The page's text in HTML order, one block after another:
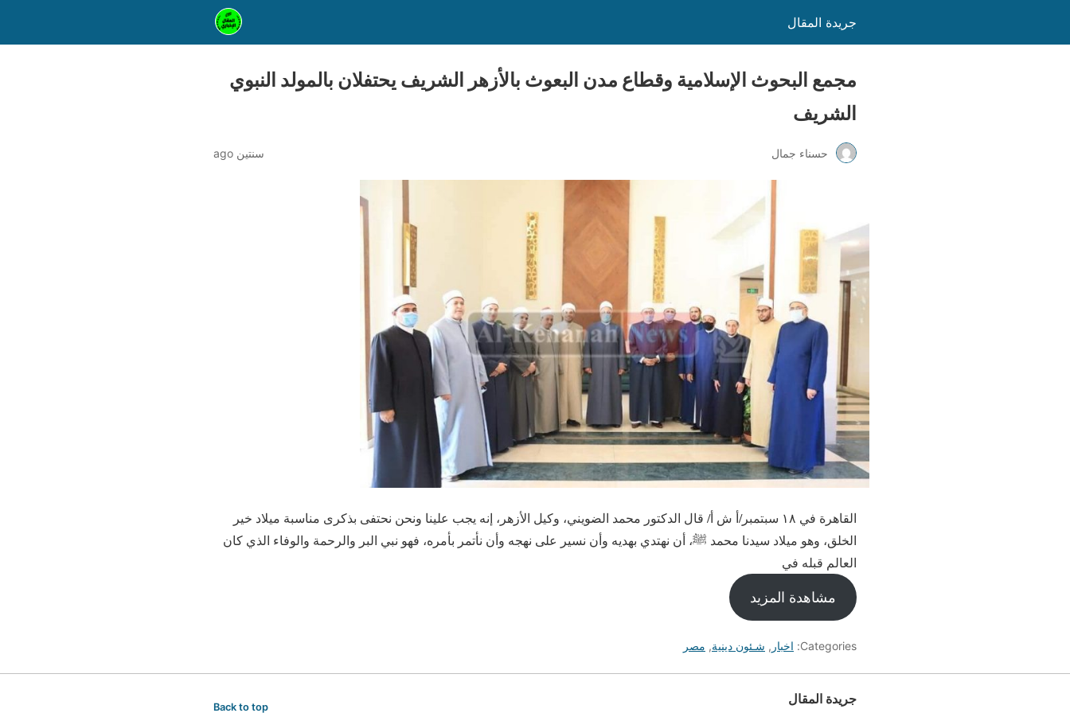
جريدة المقال
مجمع البحوث الإسلامية وقطاع مدن البعوث بالأزهر الشريف يحتفلان بالمولد النبوي
الشريف
حسناء جمال سنتين ago
القاهرة في ١٨ سبتمبر/أ ش أ/ قال الدكتور محمد الضويني، وكيل الأزهر، إنه يجب علينا ونحن نحتفى بذكرى مناسبة ميلاد خير
الخلق، وهو ميلاد سيدنا محمد ﷺ، أن نهتدي بهديه وأن نسير على نهجه وأن نأتمر بأمره، فهو نبي البر والرحمة والوفاء الذي كان
العالم قبله في
مشاهدة المزيد
Categories: اخبار , شـئون دينية, مصر
جريدة المقال Back to top